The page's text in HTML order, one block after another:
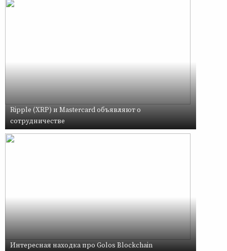
Ripple (XRP) и Mastercard объявляют о
сотрудничестве
Интересная находка про Golos Blockchain